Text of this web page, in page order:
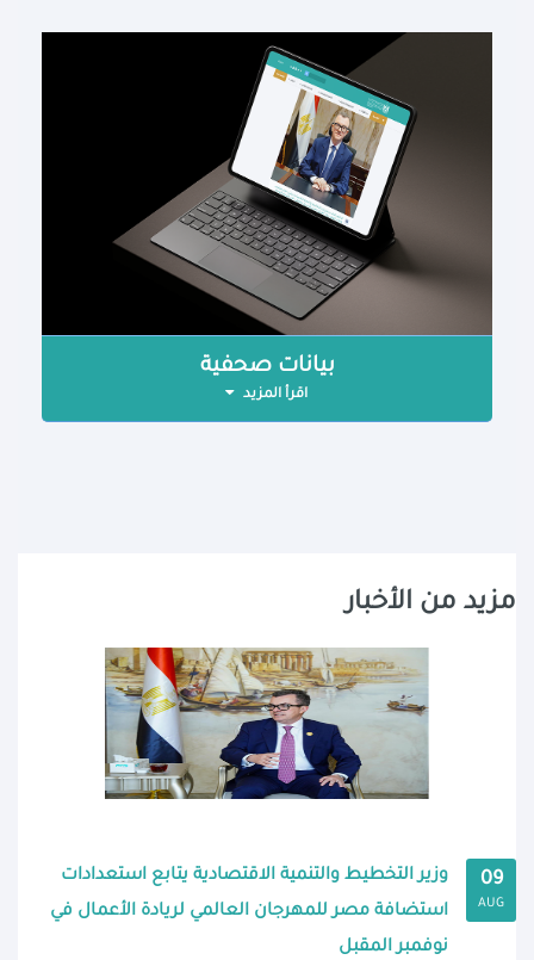
بيانات صحفية
اقرأ المزيد
مزيد من الأخبار
09
AUG
وزير التخطيط والتنمية الاقتصادية يتابع استعدادات
استضافة مصر للمهرجان العالمي لريادة الأعمال في
نوفمبر المقبل